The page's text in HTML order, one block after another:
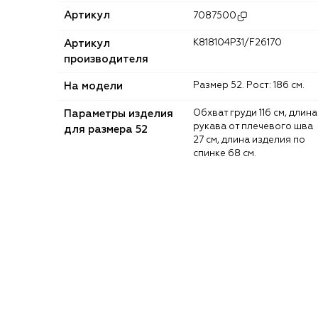
Артикул 7087500
Артикул
производителя
K818104P31/F26170
На модели Размер 52. Рост: 186 см.
Параметры изделия
для размера 52
Обхват груди 116 см, длина
рукава от плечевого шва
27 см, длина изделия по
спинке 68 см.